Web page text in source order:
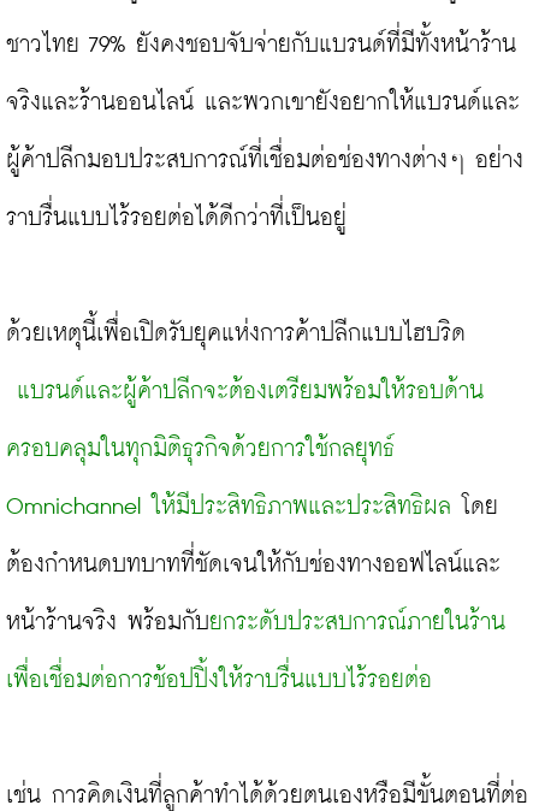
ชาวไทย 79% ยังคงชอบจับจ่ายกับแบรนด์ที่มีทั้งหน้าร้าน
จริงและร้านออนไลน์ และพวกเขายังอยากให้แบรนด์และ
ผู้ค้าปลีกมอบประสบการณ์ที่เชื่อมต่อช่องทางต่างๆ อย่าง
ราบรื่นแบบไร้รอยต่อได้ดีกว่าที่เป็นอยู่
ด้วยเหตุนี้เพื่อเปิดรับยุคแห่งการค้าปลีกแบบไฮบริด
แบรนด์และผู้ค้าปลีกจะต้องเตรียมพร้อมให้รอบด้าน
ครอบคลุมในทุกมิติธุรกิจด้วยการใช้กลยุทธ์
Omnichannel ให้มีประสิทธิภาพและประสิทธิผล โดย
ต้องกำหนดบทบาทที่ชัดเจนให้กับช่องทางออฟไลน์และ
หน้าร้านจริง พร้อมกับยกระดับประสบการณ์ภายในร้าน
เพื่อเชื่อมต่อการช้อปปิ้งให้ราบรื่นแบบไร้รอยต่อ
เช่น การคิดเงินที่ลูกค้าทำได้ด้วยตนเองหรือมีขั้นตอนที่ต่อ